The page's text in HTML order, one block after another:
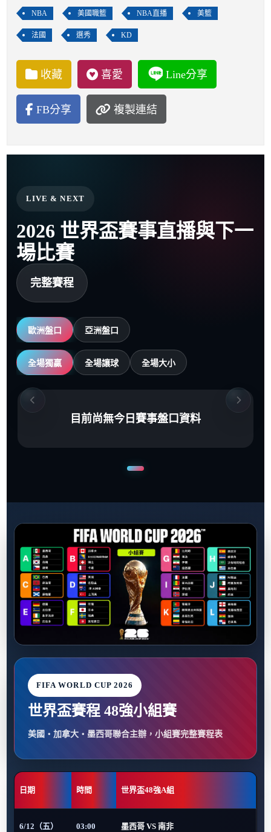
NBA 美國職籃 NBA直播 美籃
法國 選秀 KD
收藏 喜愛 Line分享
FB分享 複製連結
LIVE & NEXT
2026 世界盃賽事直播與下一
場比賽
完整賽程
歐洲盤口 亞洲盤口
全場獨贏 全場讓球 全場大小
目前尚無今日賽事盤口資料
FIFA WORLD CUP 2026
世界盃賽程 48強小組賽
美國・加拿大・墨西哥聯合主辦，小組賽完整賽程表
日期 時間 世界盃48強A組
6/12（五） 03:00 墨西哥 VS 南非